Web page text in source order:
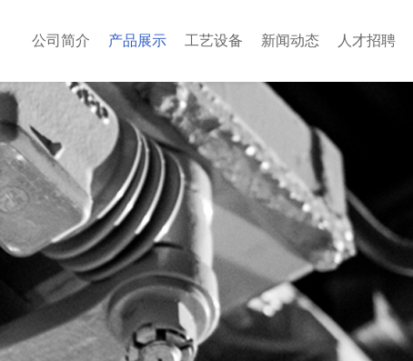
公司简介 产品展示 工艺设备 新闻动态 人才招聘